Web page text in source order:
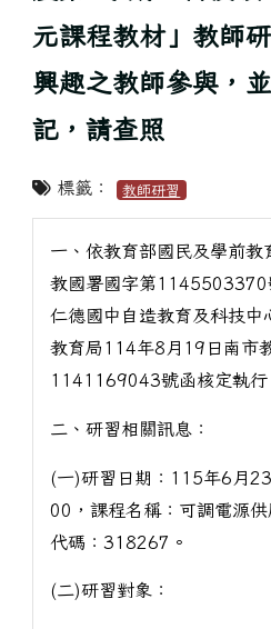
元課程教材」教師
興趣之教師參與，
記，請查照
標籤： 教師研習
一、依教育部國民及學前
教國署國字第1145503370
仁德國中自造教育及科技中
教育局114年8月19日南市
1141169043號函核定執行
二、研習相關訊息：
(一)研習日期：115年6月
00，課程名稱：可調電源
代碼：318267。
(二)研習對象：